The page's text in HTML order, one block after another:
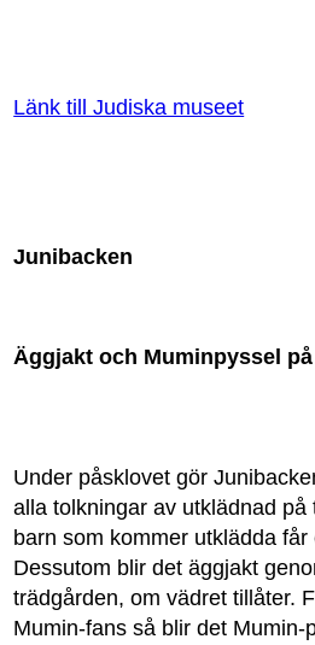
Länk till Judiska museet
Junibacken
Äggjakt och Muminpyssel
Under påsklovet gör
alla tolkningar av utklädnad på
barn som kommer utklädda får
Dessutom blir det äggjakt
trädgården, om vädret tillåter.
Mumin-fans så blir det Mumin-